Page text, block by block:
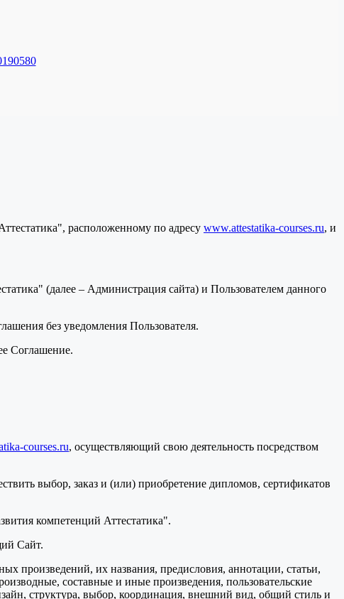
расположенному по адресу www.attestatika-courses.ru, и
(далее – Администрация сайта) и Пользователем данного
без уведомления Пользователя.
Соглашение.
courses.ru, осуществляющий свою деятельность посредством
выбор, заказ и (или) приобретение дипломов, сертификатов
компетенций Аттестатика".
Сайт.
произведений, их названия, предисловия, аннотации, статьи,
составные и иные произведения, пользовательские
структура, выбор, координация, внешний вид, общий стиль и